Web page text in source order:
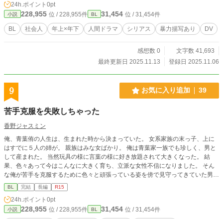
24h.ポイント 0pt
小説 228,955 位 / 228,955件 BL 31,454 位 / 31,454件
BL 社会人 年上×年下 人間ドラマ シリアス 暴力描写あり DV
感想数 0
文字数 41,693
最終更新日 2025.11.13
登録日 2025.11.06
9 お気に入り追加 39
苦手克服を失敗しちゃった
香野ジャスミン
俺、青葉侑の人生は、生まれた時から決まっていた。 女系家族の末っ子、上に
はすでに５人の姉が。 親族はみな女ばかり。 俺は青葉家一族でも珍しく、男と
して産まれた。 当然玩具の様に言葉の様に好き放題されて大きくなった。 結
果、色々あって今はこんなに大きく育ち、立派な女性不信になりました。 そん
な俺が苦手を克服するために色々と頑張っている姿を傍で見守ってきていた男と
のやり取りをご覧いただこう。※ムーンライトノベルズ(ボーイズラブ)にて同時
公開中。
BL 完結 長編 R15
24h.ポイント 0pt
小説 228,955 位 / 228,955件 BL 31,454 位 / 31,454件